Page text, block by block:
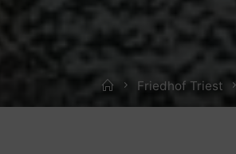
HomeFriedhof Triest